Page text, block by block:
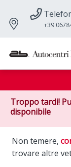
+39
Troppo tardi!
disponibile
Non temere,
trovare altre